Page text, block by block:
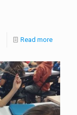
Read more